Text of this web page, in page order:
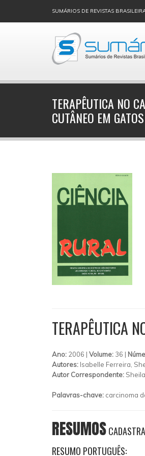
SUMÁRIOS DE REVISTAS
TERAPÊUTICA NO
CUTÂNEO EM GATOS
TERAPÊUTICA
Ano: 2006 | Volume: 36 |
Autores: Isabelle Ferreira,
Autor Correspondente:
Palavras-chave: carcinoma
RESUMOS
RESUMO PORTUGUÊS: